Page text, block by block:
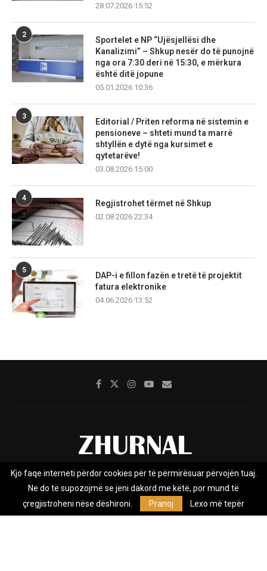
28.07.2026 15:52
2
Sportelet e NP “Ujësjellësi dhe
Kanalizimi” – Shkup nesër do të punojnë
nga ora 7:30 deri në 15:30, e mërkura
është ditë jopune
05.01.2026 10:36
3
Editorial / Priten reforma në sistemin e
pensioneve – shteti mund ta marrë
shtyllën e dytë nga kursimet e
qytetarëve!
03.08.2026 15:00
4
Regjistrohet tërmet në Shkup
02.08.2026 22:34
5
DAP-i e fillon fazën e tretë të projektit
fatura elektronike
04.06.2026 13:52
Rreth nesh Impresumi Marketing
Kontakt
Privacy Policy
Zhurnal.mk është Agjenci e Lajmeve e pavarur, e themeluar në vitin
Kjo faqe interneti përdor cookies për të përmirësuar përvojën tuaj.
Ne do të supozojmë se jeni dakord me këtë, por mund të
çregjistroheni nëse dëshironi.
Pranoj Lexo më tepër